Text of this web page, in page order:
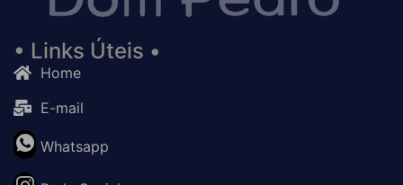
• Links Úteis •
Home
E-mail
Whatsapp